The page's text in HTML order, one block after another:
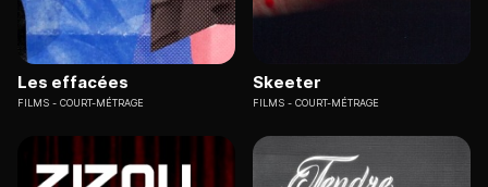
Les effacées
FILMS COURT-MÉTRAGE
Skeeter
FILMS COURT-MÉTRAGE